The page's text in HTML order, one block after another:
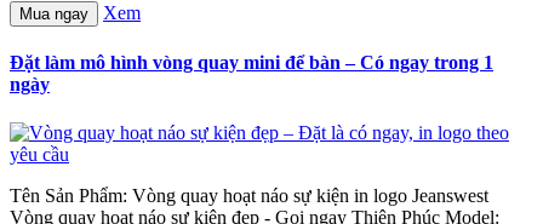
Mua ngay Xem
Đặt làm mô hình vòng quay mini để bàn – Có ngay trong 1
ngày
Tên Sản Phẩm: Vòng quay hoạt náo sự kiện in logo Jeanswest
Vòng quay hoạt náo sự kiện đẹp - Gọi ngay Thiên Phúc Model: